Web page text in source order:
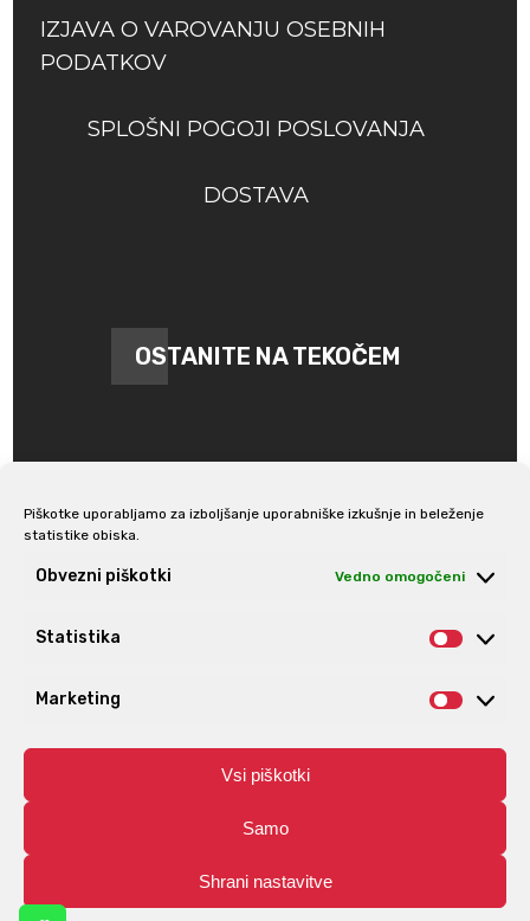
Piškotke uporabljamo za izboljšanje uporabniške izkušnje in beleženje
statistike obiska.
Obvezni piškotki Vedno omogočeni
Statistika
Marketing
Vsi piškotki
Samo
Shrani nastavitve
IZJAVA O VAROVANJU OSEBNIH
PODATKOV
SPLOŠNI POGOJI POSLOVANJA
DOSTAVA
OSTANITE NA TEKOČEM
© Aro | Vse pravice pridržane. | Izdelava spletnih trgovin